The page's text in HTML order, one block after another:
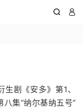
 
生剧《安多》第1、
集“纳尔基纳五号”